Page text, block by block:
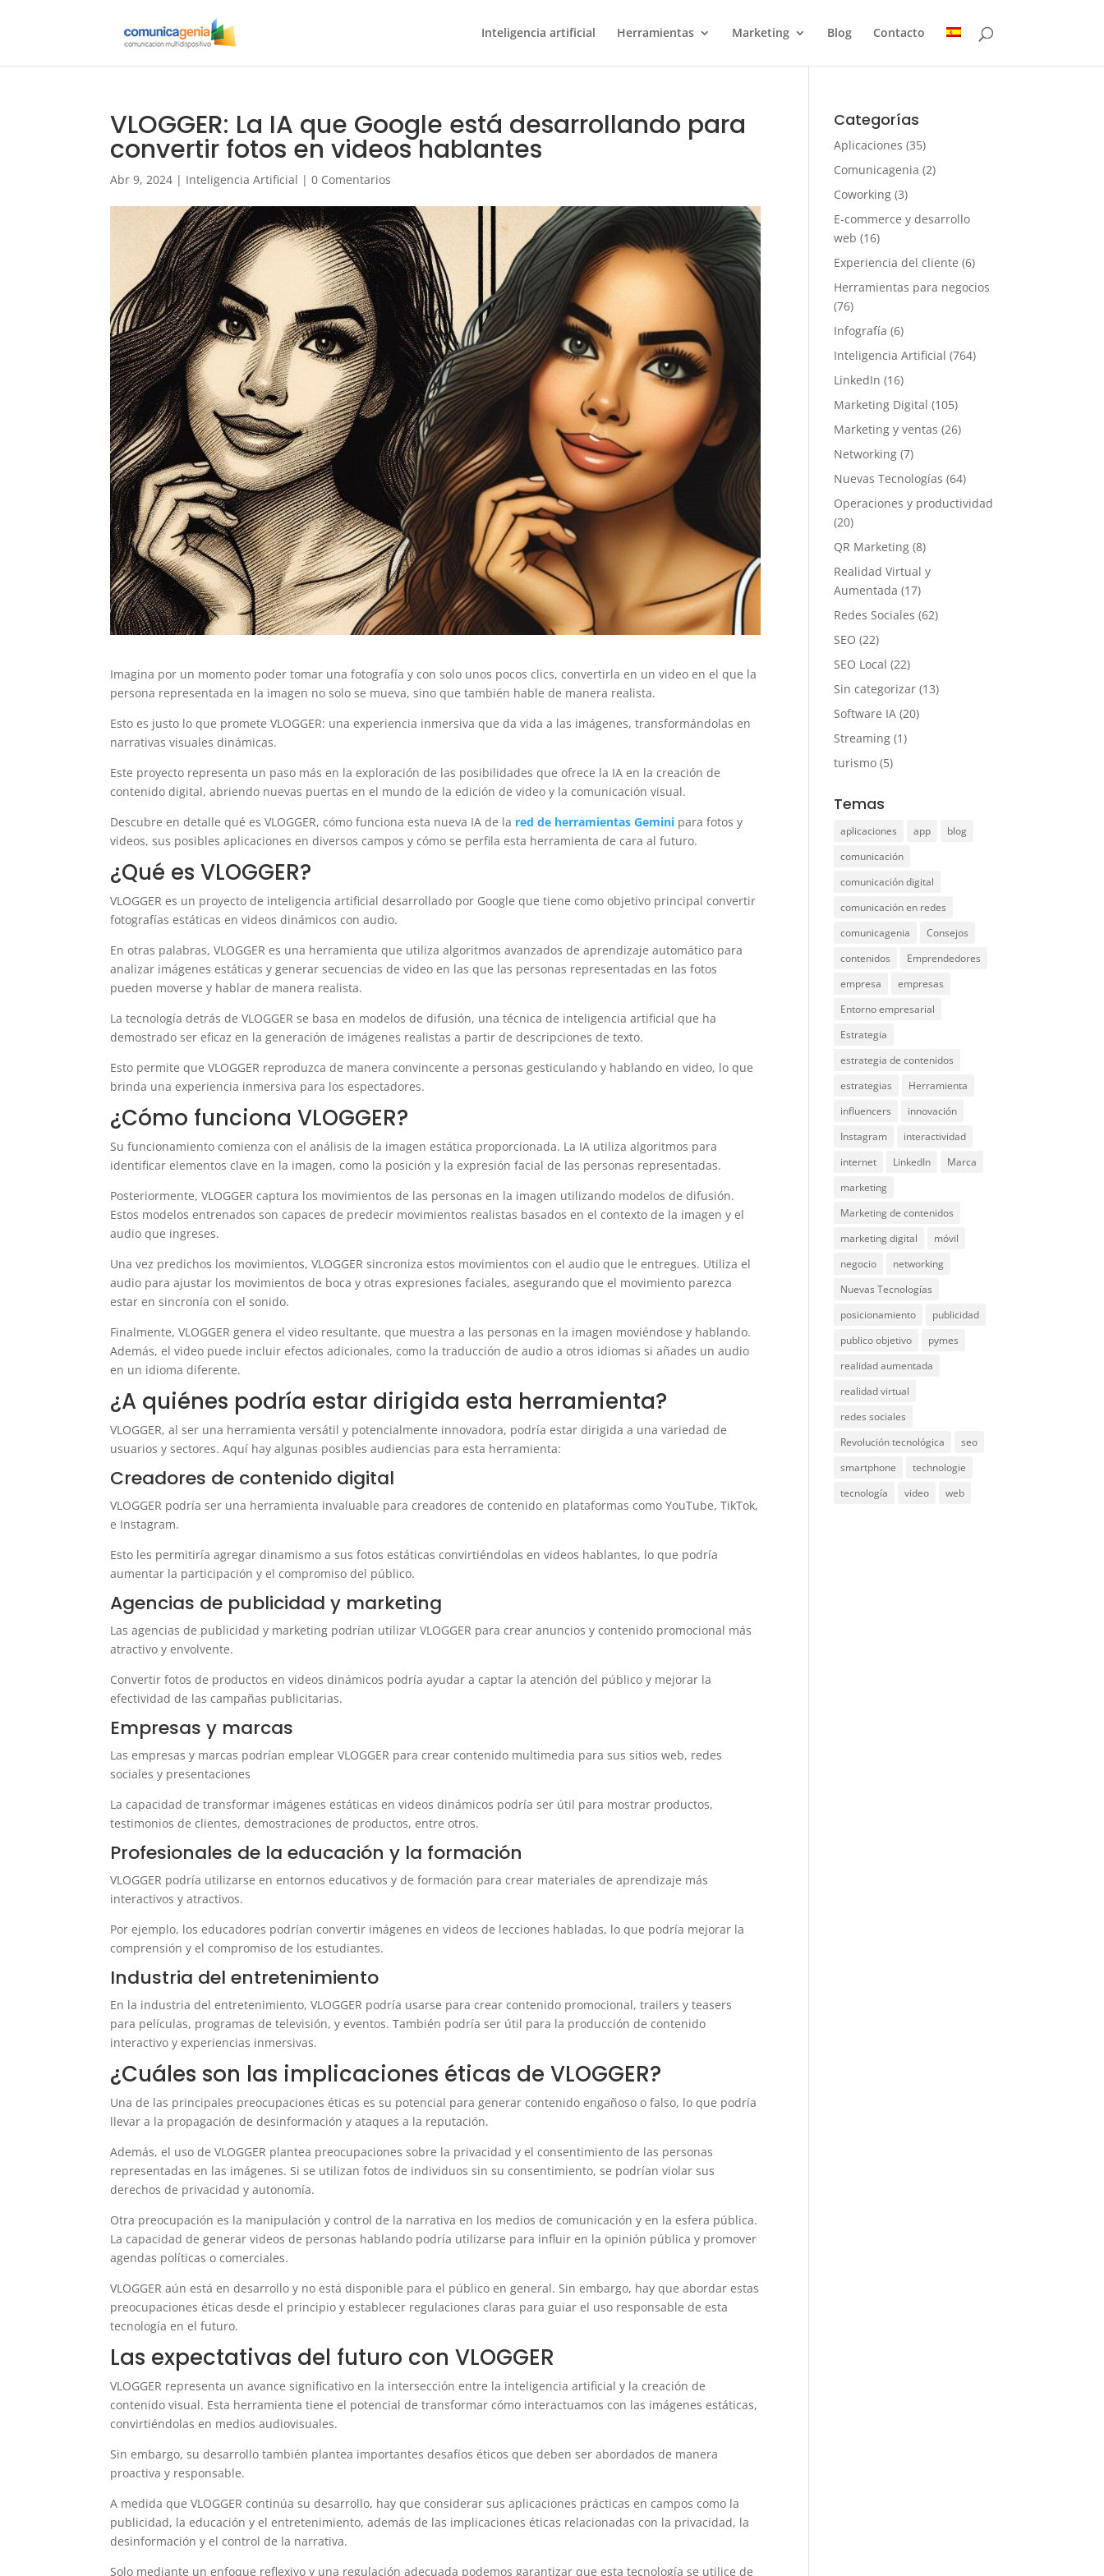
Inteligencia artificial Herramientas Marketing Blog Contacto
VLOGGER: La IA que Google está desarrollando para
convertir fotos en videos hablantes
Abr 9, 2024 | Inteligencia Artificial |0 Comentarios
Imagina por un momento poder tomar una fotografía y con solo unos pocos clics, convertirla en un video en el que la
persona representada en la imagen no solo se mueva, sino que también hable de manera realista.
Esto es justo lo que promete VLOGGER: una experiencia inmersiva que da vida a las imágenes, transformándolas en
narrativas visuales dinámicas.
Este proyecto representa un paso más en la exploración de las posibilidades que ofrece la IA en la creación de
contenido digital, abriendo nuevas puertas en el mundo de la edición de video y la comunicación visual.
Descubre en detalle qué es VLOGGER, cómo funciona esta nueva IA de la red de herramientas Gemini para fotos y
videos, sus posibles aplicaciones en diversos campos y cómo se perfila esta herramienta de cara al futuro.
¿Qué es VLOGGER?
VLOGGER es un proyecto de inteligencia artificial desarrollado por Google que tiene como objetivo principal convertir
fotografías estáticas en videos dinámicos con audio.
En otras palabras, VLOGGER es una herramienta que utiliza algoritmos avanzados de aprendizaje automático para
analizar imágenes estáticas y generar secuencias de video en las que las personas representadas en las fotos
pueden moverse y hablar de manera realista.
La tecnología detrás de VLOGGER se basa en modelos de difusión, una técnica de inteligencia artificial que ha
demostrado ser eficaz en la generación de imágenes realistas a partir de descripciones de texto.
Esto permite que VLOGGER reproduzca de manera convincente a personas gesticulando y hablando en video, lo que
brinda una experiencia inmersiva para los espectadores.
¿Cómo funciona VLOGGER?
Su funcionamiento comienza con el análisis de la imagen estática proporcionada. La IA utiliza algoritmos para
identificar elementos clave en la imagen, como la posición y la expresión facial de las personas representadas.
Posteriormente, VLOGGER captura los movimientos de las personas en la imagen utilizando modelos de difusión.
Estos modelos entrenados son capaces de predecir movimientos realistas basados en el contexto de la imagen y el
audio que ingreses.
Una vez predichos los movimientos, VLOGGER sincroniza estos movimientos con el audio que le entregues. Utiliza el
audio para ajustar los movimientos de boca y otras expresiones faciales, asegurando que el movimiento parezca
estar en sincronía con el sonido.
Finalmente, VLOGGER genera el video resultante, que muestra a las personas en la imagen moviéndose y hablando.
Además, el video puede incluir efectos adicionales, como la traducción de audio a otros idiomas si añades un audio
en un idioma diferente.
¿A quiénes podría estar dirigida esta herramienta?
VLOGGER, al ser una herramienta versátil y potencialmente innovadora, podría estar dirigida a una variedad de
usuarios y sectores. Aquí hay algunas posibles audiencias para esta herramienta:
Creadores de contenido digital
VLOGGER podría ser una herramienta invaluable para creadores de contenido en plataformas como YouTube, TikTok,
e Instagram.
Esto les permitiría agregar dinamismo a sus fotos estáticas convirtiéndolas en videos hablantes, lo que podría
aumentar la participación y el compromiso del público.
Agencias de publicidad y marketing
Las agencias de publicidad y marketing podrían utilizar VLOGGER para crear anuncios y contenido promocional más
atractivo y envolvente.
Convertir fotos de productos en videos dinámicos podría ayudar a captar la atención del público y mejorar la
efectividad de las campañas publicitarias.
Empresas y marcas
Las empresas y marcas podrían emplear VLOGGER para crear contenido multimedia para sus sitios web, redes
sociales y presentaciones
La capacidad de transformar imágenes estáticas en videos dinámicos podría ser útil para mostrar productos,
testimonios de clientes, demostraciones de productos, entre otros.
Profesionales de la educación y la formación
VLOGGER podría utilizarse en entornos educativos y de formación para crear materiales de aprendizaje más
interactivos y atractivos.
Por ejemplo, los educadores podrían convertir imágenes en videos de lecciones habladas, lo que podría mejorar la
comprensión y el compromiso de los estudiantes.
Industria del entretenimiento
En la industria del entretenimiento, VLOGGER podría usarse para crear contenido promocional, trailers y teasers
para películas, programas de televisión, y eventos. También podría ser útil para la producción de contenido
interactivo y experiencias inmersivas.
¿Cuáles son las implicaciones éticas de VLOGGER?
Una de las principales preocupaciones éticas es su potencial para generar contenido engañoso o falso, lo que podría
llevar a la propagación de desinformación y ataques a la reputación.
Además, el uso de VLOGGER plantea preocupaciones sobre la privacidad y el consentimiento de las personas
representadas en las imágenes. Si se utilizan fotos de individuos sin su consentimiento, se podrían violar sus
derechos de privacidad y autonomía.
Otra preocupación es la manipulación y control de la narrativa en los medios de comunicación y en la esfera pública.
La capacidad de generar videos de personas hablando podría utilizarse para influir en la opinión pública y promover
agendas políticas o comerciales.
VLOGGER aún está en desarrollo y no está disponible para el público en general. Sin embargo, hay que abordar estas
preocupaciones éticas desde el principio y establecer regulaciones claras para guiar el uso responsable de esta
tecnología en el futuro.
Las expectativas del futuro con VLOGGER
VLOGGER representa un avance significativo en la intersección entre la inteligencia artificial y la creación de
contenido visual. Esta herramienta tiene el potencial de transformar cómo interactuamos con las imágenes estáticas,
convirtiéndolas en medios audiovisuales.
Sin embargo, su desarrollo también plantea importantes desafíos éticos que deben ser abordados de manera
proactiva y responsable.
A medida que VLOGGER continúa su desarrollo, hay que considerar sus aplicaciones prácticas en campos como la
publicidad, la educación y el entretenimiento, además de las implicaciones éticas relacionadas con la privacidad, la
desinformación y el control de la narrativa.
Solo mediante un enfoque reflexivo y una regulación adecuada podemos garantizar que esta tecnología se utilice de
Categorías
Aplicaciones (35)
Comunicagenia (2)
Coworking (3)
E-commerce y desarrollo
web (16)
Experiencia del cliente (6)
Herramientas para negocios
(76)
Infografía (6)
Inteligencia Artificial (764)
LinkedIn (16)
Marketing Digital (105)
Marketing y ventas (26)
Networking (7)
Nuevas Tecnologías (64)
Operaciones y productividad
(20)
QR Marketing (8)
Realidad Virtual y
Aumentada (17)
Redes Sociales (62)
SEO (22)
SEO Local (22)
Sin categorizar (13)
Software IA (20)
Streaming (1)
turismo (5)
Temas
aplicaciones app
blog
comunicación
comunicación digital
comunicación en redes
comunicagenia
Consejos
contenidos
Emprendedores
empresa
empresas
Entorno empresarial
Estrategia
estrategia de contenidos
estrategias
Herramienta
influencers
innovación
Instagram
interactividad
internet
LinkedIn
Marca
marketing
Marketing de contenidos
marketing digital
móvil
negocio
networking
Nuevas Tecnologías
posicionamiento
publicidad
publico objetivo
pymes
realidad aumentada
realidad virtual
redes sociales
Revolución tecnológica
seo
smartphone
technologie
tecnología
video web